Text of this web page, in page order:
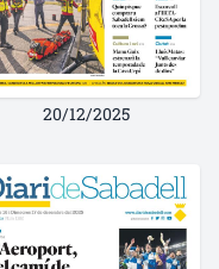
20/12/2025